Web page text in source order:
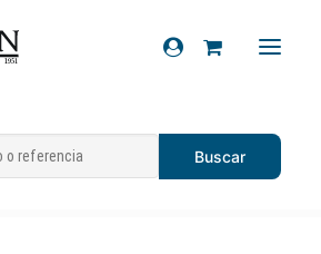
» Chasis
Cerraduras y
cerradura sillín